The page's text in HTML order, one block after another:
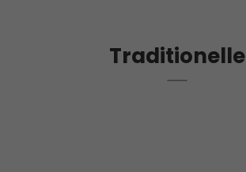
Traditionelle